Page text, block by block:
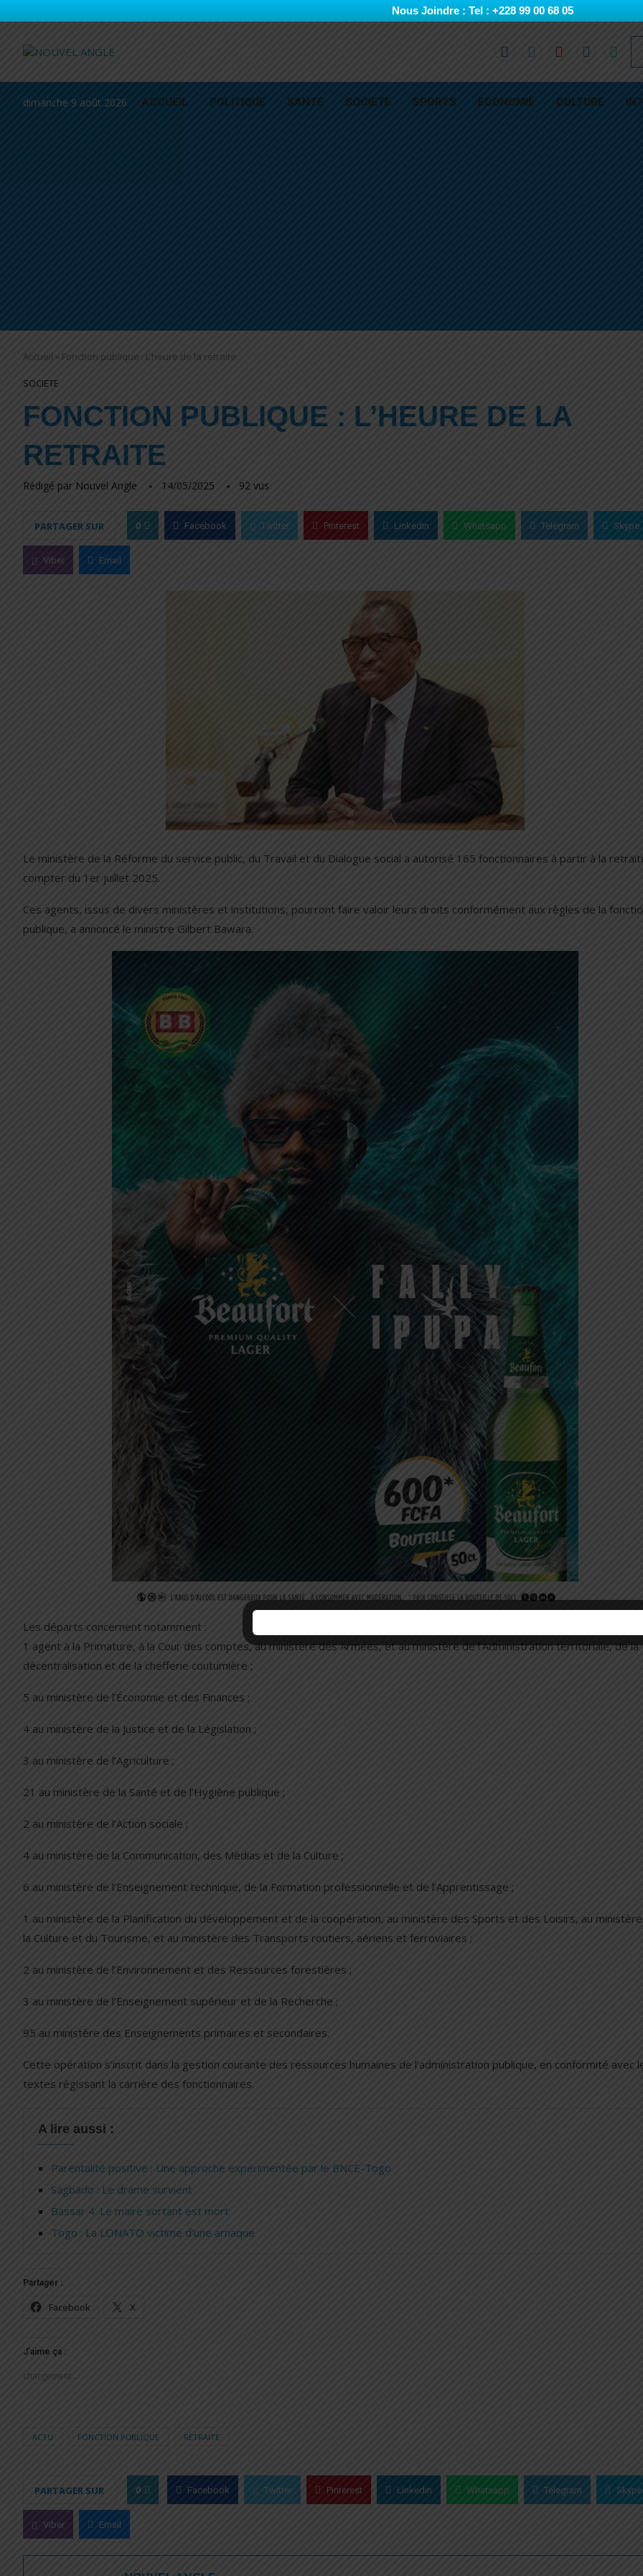
Nous Joindre : Tel : +228 99 00 68 05
dimanche 9 août 2026 ACCUEIL POLITIQUE SANTE SOCIETE SPORTS ECONOMIE CULTURE
Accueil » Fonction publique : L’heure de la retraite
SOCIETE
FONCTION PUBLIQUE : L’HEURE DE LA
RETRAITE
Rédigé par Nouvel Angle 14/05/2025 92 vus
PARTAGER SUR 0 Facebook Twitter Pinterest Linkedin Whatsapp Telegram Skype
Viber Email
Le ministère de la Réforme du service public, du Travail et du Dialogue social a autorisé 165 fonctionnaires à partir à la
compter du 1er juillet 2025.
Ces agents, issus de divers ministères et institutions, pourront faire valoir leurs droits conformément aux règles de la
publique, a annoncé le ministre Gilbert Bawara.
Les départs concernent notamment :
1 agent à la Primature, à la Cour des comptes, au ministère des Armées, et au ministère de l’Administration territoriale, de la
décentralisation et de la chefferie coutumière ;
5 au ministère de l’Économie et des Finances ;
4 au ministère de la Justice et de la Législation ;
3 au ministère de l’Agriculture ;
21 au ministère de la Santé et de l’Hygiène publique ;
2 au ministère de l’Action sociale ;
4 au ministère de la Communication, des Médias et de la Culture ;
6 au ministère de l’Enseignement technique, de la Formation professionnelle et de l’Apprentissage ;
1 au ministère de la Planification du développement et de la coopération, au ministère des Sports et des Loisirs, au
la Culture et du Tourisme, et au ministère des Transports routiers, aériens et ferroviaires ;
2 au ministère de l’Environnement et des Ressources forestières ;
3 au ministère de l’Enseignement supérieur et de la Recherche ;
95 au ministère des Enseignements primaires et secondaires.
Cette opération s’inscrit dans la gestion courante des ressources humaines de l’administration publique, en conformité avec
textes régissant la carrière des fonctionnaires.
A lire aussi :
Parentalité positive : Une approche expérimentée par le BNCE-Togo
Sagbado : Le drame survient
Bassar 4: Le maire sortant est mort
Togo : La LONATO victime d’une arnaque
Partager :
Facebook X
J’aime ça :
chargement…
ACTU FONCTION PUBLIQUE RETRAITE
PARTAGER SUR 0 Facebook Twitter Pinterest Linkedin Whatsapp Telegram Skype
Viber Email